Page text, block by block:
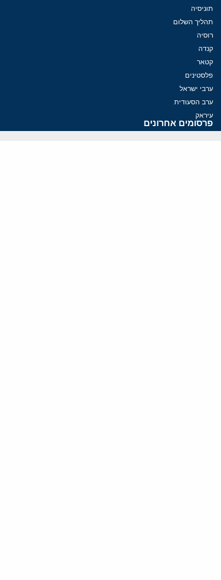
תוניסיה
תהליך השלום
רוסיה
קנדה
קטאר
פלסטינים
ערבי ישראל
ערב הסעודית
עיראק
פרסומים אחרונים